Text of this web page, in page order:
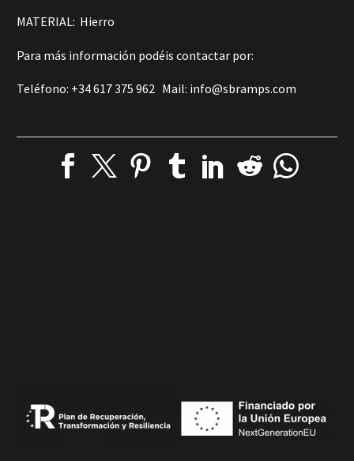
MATERIAL: Hierro
Para más información podéis contactar por:
Teléfono: +34 617 375 962 Mail: info@sbramps.com